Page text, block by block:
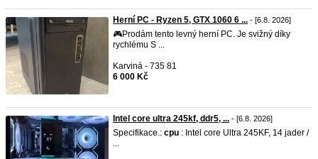
Herní PC - Ryzen 5, GTX 1060 6 ... - [6.8. 2026]
🎮Prodám tento levný herní PC. Je svižný díky
rychlému S ...
Karviná - 735 81
6 000 Kč
Intel core ultra 245kf, ddr5, ... - [6.8. 2026]
Specifikace.: cpu : Intel core Ultra 245KF, 14 jader /
...